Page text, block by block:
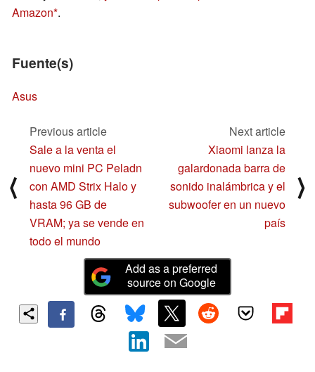
Amazon .
Fuente(s)
Asus
⟨
Previous article
Sale a la venta el
nuevo mini PC Peladn
con AMD Strix Halo y
hasta 96 GB de
VRAM; ya se vende en
todo el mundo
Next article
Xiaomi lanza la
galardonada barra de
sonido inalámbrica y el
subwoofer en un nuevo
país
⟩
Add as a preferred
source on Google